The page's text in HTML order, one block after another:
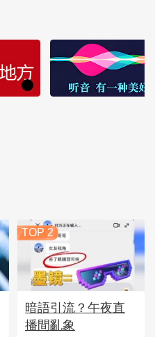
TOP 2
暗語引流？午夜直
播間亂象